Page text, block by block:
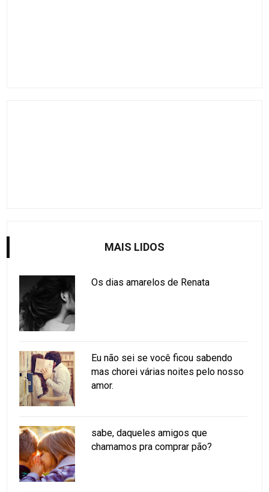
MAIS LIDOS
Os dias amarelos de Renata
Eu não sei se você ficou sabendo
mas chorei várias noites pelo nosso
amor.
sabe, daqueles amigos que
chamamos pra comprar pão?